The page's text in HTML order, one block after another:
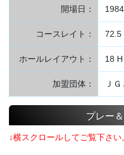
開場日：
コースレイト： 72.5
ホールレイアウト： 18
加盟団体： ＪＧ
プレー
↓横スクロールしてご覧下さい